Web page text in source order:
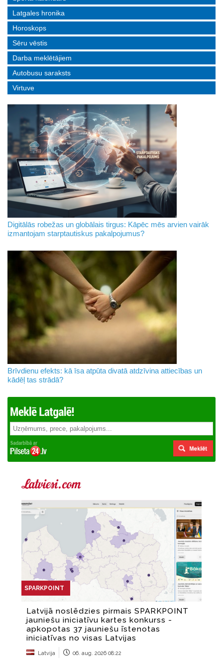
Latgales hronika
Horoskops
Sēru vēstis
Darba meklētājiem
Autobusu saraksts
Virtuve
Digitālās robežas un globālais tirgus: Kāpēc mēs arvien vairāk
izmantojam starptautiskus pakalpojumus?
Brīvdienu efekts: kā īsa atpūta divatā atdzīvina attiecības un
kādēļ tas strādā?